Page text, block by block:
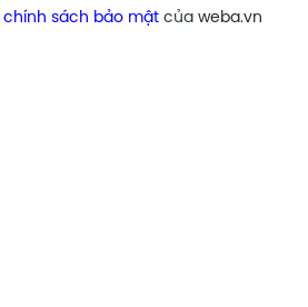
chính sách bảo mậtcủa weba.vn